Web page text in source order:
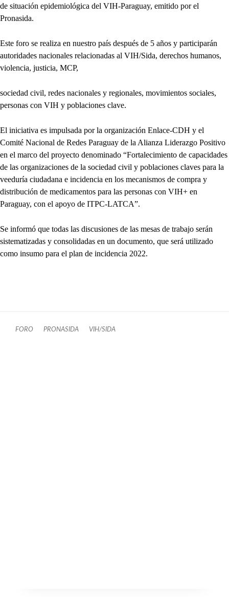
de situación epidemiológica del VIH-Paraguay, emitido por el
Pronasida.
Este foro se realiza en nuestro país después de 5 años y participarán
autoridades nacionales relacionadas al VIH/Sida, derechos humanos,
violencia, justicia, MCP,
sociedad civil, redes nacionales y regionales, movimientos sociales,
personas con VIH y poblaciones clave.
El iniciativa es impulsada por la organización Enlace-CDH y el
Comité Nacional de Redes Paraguay de la Alianza Liderazgo Positivo
en el marco del proyecto denominado “Fortalecimiento de capacidades
de las organizaciones de la sociedad civil y poblaciones claves para la
veeduría ciudadana e incidencia en los mecanismos de compra y
distribución de medicamentos para las personas con VIH+ en
Paraguay, con el apoyo de ITPC-LATCA”.
Se informó que todas las discusiones de las mesas de trabajo serán
sistematizadas y consolidadas en un documento, que será utilizado
como insumo para el plan de incidencia 2022.
FORO PRONASIDA VIH/SIDA